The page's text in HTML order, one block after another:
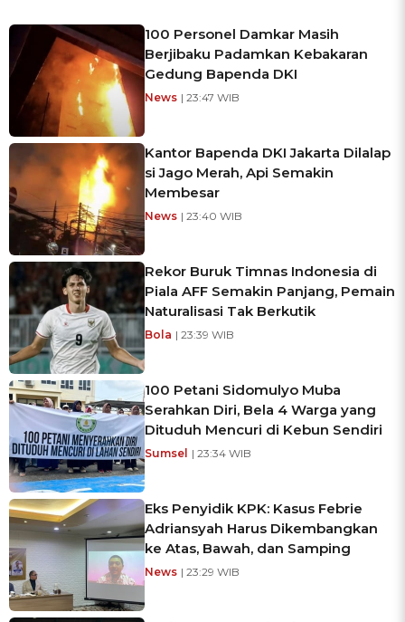
100 Personel Damkar Masih
Berjibaku Padamkan Kebakaran
Gedung Bapenda DKI
News | 23:47 WIB
Kantor Bapenda DKI Jakarta Dilalap
si Jago Merah, Api Semakin
Membesar
News | 23:40 WIB
Rekor Buruk Timnas Indonesia di
Piala AFF Semakin Panjang, Pemain
Naturalisasi Tak Berkutik
Bola | 23:39 WIB
100 Petani Sidomulyo Muba
Serahkan Diri, Bela 4 Warga yang
Dituduh Mencuri di Kebun Sendiri
Sumsel | 23:34 WIB
Eks Penyidik KPK: Kasus Febrie
Adriansyah Harus Dikembangkan
ke Atas, Bawah, dan Samping
News | 23:29 WIB